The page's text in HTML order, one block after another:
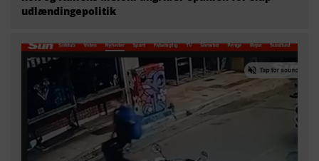
udlændingepolitik